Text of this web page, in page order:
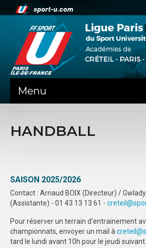
Menu
LA LIFSU
SPORTS CO
SPORTS IND
COMMUNICATION
PHOTOTHÈQUE
HANDBALL
SAISON 2025/2026
Contact : Arnaud BOIX (Directeur) /
(Assistante) - 01 43 13 13 61 -
Pour réserver un terrain d'entrainement
championnats, envoyer un mail à
tard le lundi avant 10h pour le jeudi suivant.